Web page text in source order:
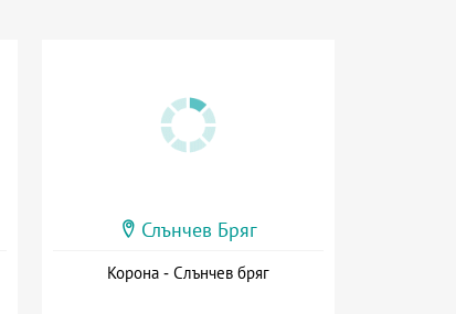
Слънчев Бряг
Корона - Слънчев бряг